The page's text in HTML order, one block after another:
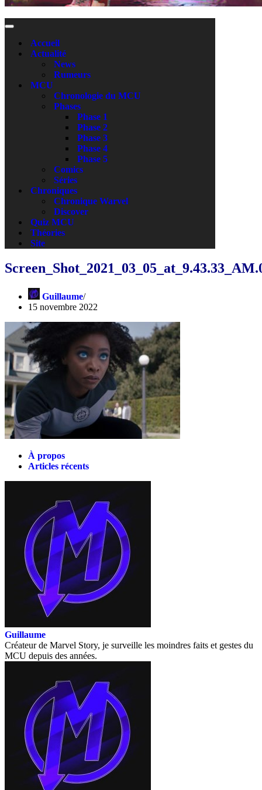
Menu
navigationAccueil
Actualité
News
Rumeurs
MCU
Chronologie du MCU
Phases
Phase 1
Phase 2
Phase 3
Phase 4
Phase 5
Comics
Séries
Chroniques
Chronique Warvel
Discover
Quiz MCU
Théories
Site
Guillaume
15 novembre 2022
À propos
Articles récents
Guillaume
Créateur de Marvel Story, je surveille les moindres faits et gestes du
MCU depuis des années.